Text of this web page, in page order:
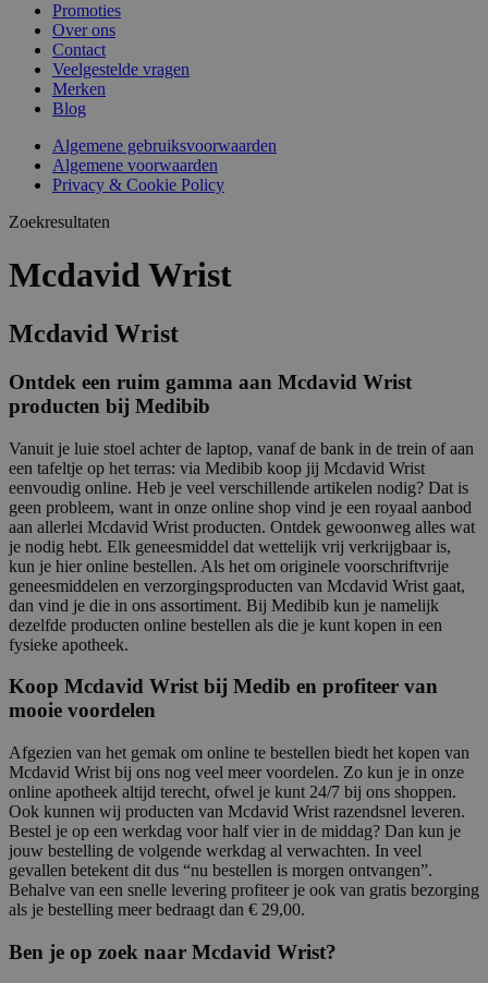
Promoties
Over ons
Contact
Veelgestelde vragen
Merken
Blog
Algemene gebruiksvoorwaarden
Algemene voorwaarden
Privacy & Cookie Policy
Zoekresultaten
Mcdavid Wrist
Mcdavid Wrist
Ontdek een ruim gamma aan Mcdavid Wrist
producten bij Medibib
Vanuit je luie stoel achter de laptop, vanaf de bank in de trein of aan
een tafeltje op het terras: via Medibib koop jij Mcdavid Wrist
eenvoudig online. Heb je veel verschillende artikelen nodig? Dat is
geen probleem, want in onze online shop vind je een royaal aanbod
aan allerlei Mcdavid Wrist producten. Ontdek gewoonweg alles wat
je nodig hebt. Elk geneesmiddel dat wettelijk vrij verkrijgbaar is,
kun je hier online bestellen. Als het om originele voorschriftvrije
geneesmiddelen en verzorgingsproducten van Mcdavid Wrist gaat,
dan vind je die in ons assortiment. Bij Medibib kun je namelijk
dezelfde producten online bestellen als die je kunt kopen in een
fysieke apotheek.
Koop Mcdavid Wrist bij Medib en profiteer van
mooie voordelen
Afgezien van het gemak om online te bestellen biedt het kopen van
Mcdavid Wrist bij ons nog veel meer voordelen. Zo kun je in onze
online apotheek altijd terecht, ofwel je kunt 24/7 bij ons shoppen.
Ook kunnen wij producten van Mcdavid Wrist razendsnel leveren.
Bestel je op een werkdag voor half vier in de middag? Dan kun je
jouw bestelling de volgende werkdag al verwachten. In veel
gevallen betekent dit dus “nu bestellen is morgen ontvangen”.
Behalve van een snelle levering profiteer je ook van gratis bezorging
als je bestelling meer bedraagt dan € 29,00.
Ben je op zoek naar Mcdavid Wrist?